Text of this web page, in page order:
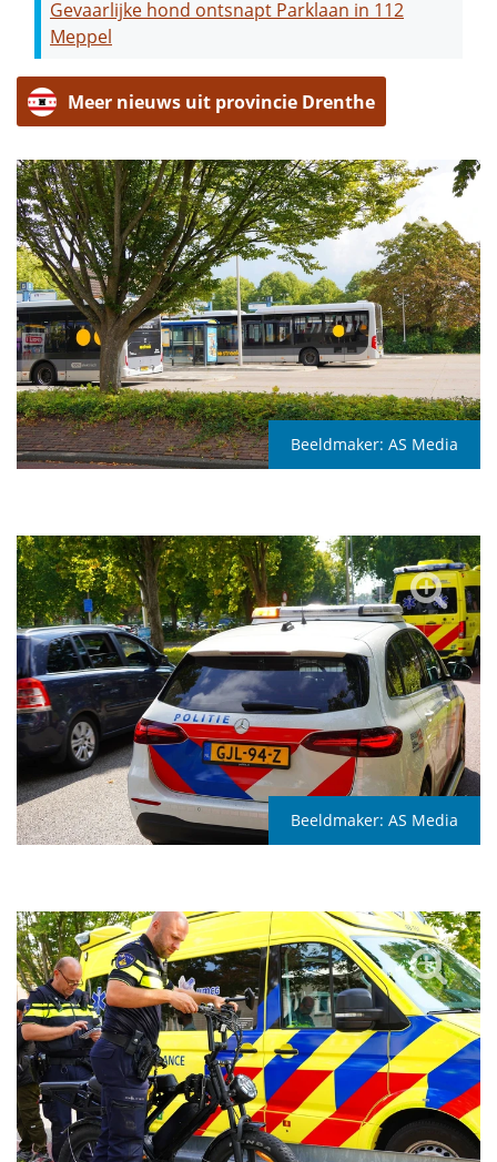
Gevaarlijke hond ontsnapt Parklaan in 112
Meppel
Meer nieuws uit provincie Drenthe
Beeldmaker: AS Media
Beeldmaker: AS Media